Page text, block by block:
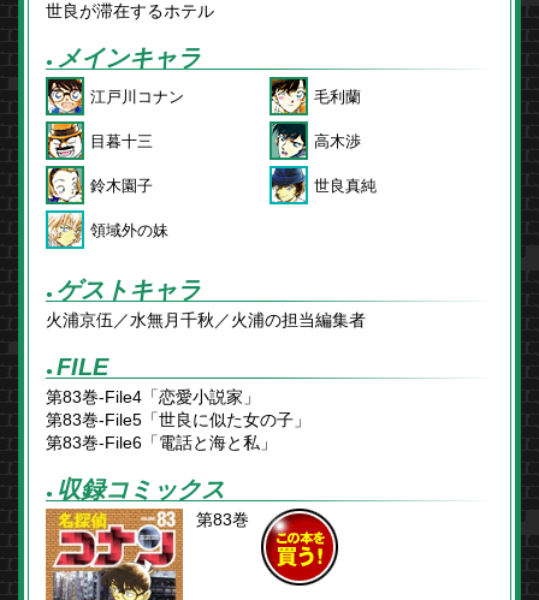
● FILE
第83巻-File4「恋愛小説家」
第83巻-File5「世良に似た女の子」
第83巻-File6「電話と海と私」
● メインキャラ
江戸川コナン 毛利蘭
目暮十三 高木渉
鈴木園子 世良真純
領域外の妹
世良が滞在するホテル
● ゲストキャラ
火浦京伍／水無月千秋／火浦の担当編集者
● 収録コミックス
第83巻